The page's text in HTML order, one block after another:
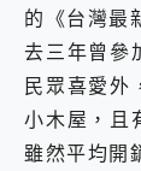
的《台灣最
去三年曾參
民眾喜愛外
小木屋，且
雖然平均開